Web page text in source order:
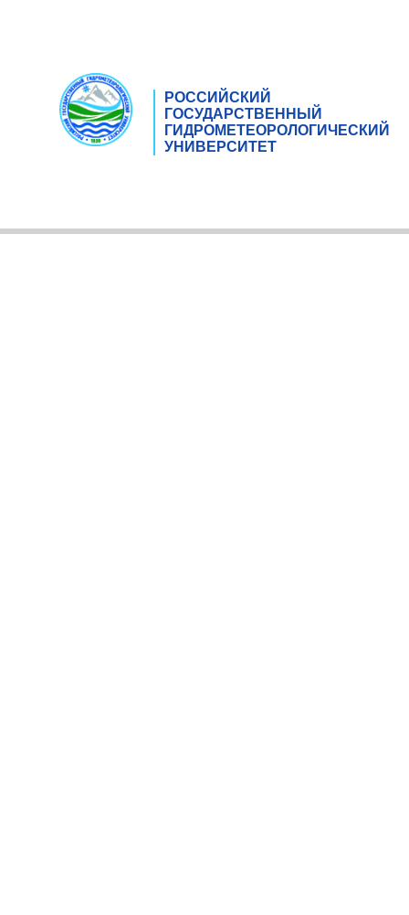
РОССИЙСКИЙ
ГОСУДАРСТВЕННЫЙ
ГИДРОМЕТЕОРОЛОГИЧЕСКИЙ
УНИВЕРСИТЕТ